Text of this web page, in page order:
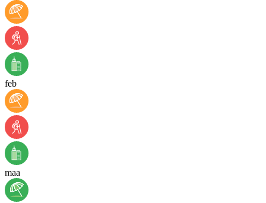
feb
maa